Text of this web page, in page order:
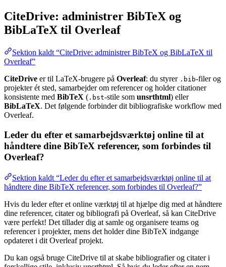
CiteDrive: administrer BibTeX og
BibLaTeX til Overleaf
Sektion kaldt “CiteDrive: administrer BibTeX og BibLaTeX til
Overleaf”
CiteDrive er til LaTeX-brugere på Overleaf: du styrer .bib-filer og
projekter ét sted, samarbejder om referencer og holder citationer
konsistente med BibTeX ( .bst-stile som unsrthtml) eller
BibLaTeX. Det følgende forbinder dit bibliografiske workflow med
Overleaf.
Leder du efter et samarbejdsværktøj online til at
håndtere dine BibTeX referencer, som forbindes til
Overleaf?
Sektion kaldt “Leder du efter et samarbejdsværktøj online til at
håndtere dine BibTeX referencer, som forbindes til Overleaf?”
Hvis du leder efter et online værktøj til at hjælpe dig med at håndtere
dine referencer, citater og bibliografi på Overleaf, så kan CiteDrive
være perfekt! Det tillader dig at samle og organisere teams og
referencer i projekter, mens det holder dine BibTeX indgange
opdateret i dit Overleaf projekt.
Du kan også bruge CiteDrive til at skabe bibliografier og citater i